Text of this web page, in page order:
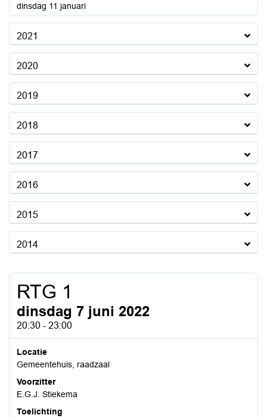
dinsdag 11 januari2022
2021
2020
2019
2018
2017
2016
2015
2014
RTG 1
dinsdag 7 juni 2022
20:30 - 23:00
Locatie
Gemeentehuis, raadzaal
Voorzitter
E.G.J. Stiekema
Toelichting